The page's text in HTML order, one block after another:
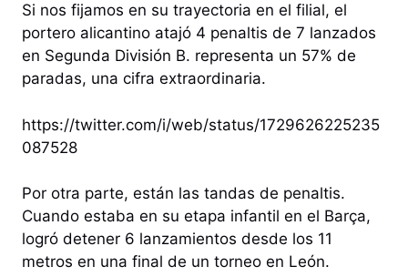
Si nos fijamos en su trayectoria en el filial, el
portero alicantino atajó 4 penaltis de 7 lanzados
en Segunda División B. representa un 57% de
paradas, una cifra extraordinaria.
https://twitter.com/i/web/status/1729626225235
087528
Por otra parte, están las tandas de penaltis.
Cuando estaba en su etapa infantil en el Barça,
logró detener 6 lanzamientos desde los 11
metros en una final de un torneo en León.